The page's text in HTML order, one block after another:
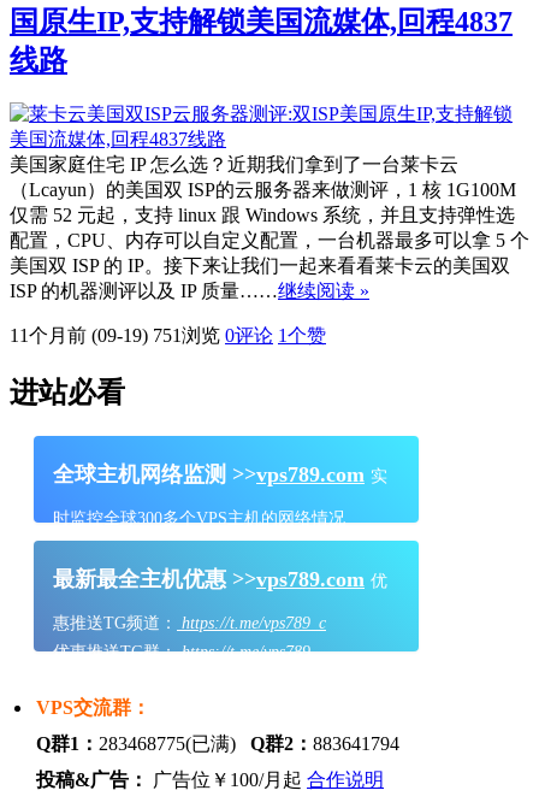
国原生IP,支持解锁美国流媒体,回程4837
线路
美国家庭住宅 IP 怎么选？近期我们拿到了一台莱卡云
（Lcayun）的美国双 ISP的云服务器来做测评，1 核 1G100M
仅需 52 元起，支持 linux 跟 Windows 系统，并且支持弹性选
配置，CPU、内存可以自定义配置，一台机器最多可以拿 5 个
美国双 ISP 的 IP。接下来让我们一起来看看莱卡云的美国双
ISP 的机器测评以及 IP 质量……继续阅读 »
11个月前 (09-19) 751浏览 0评论 1个赞
进站必看
全球主机网络监测 >>vps789.com 实
时监控全球300多个VPS主机的网络情况
最新最全主机优惠 >>vps789.com 优
惠推送TG频道：
https://t.me/vps789_c
优惠推送TG群：https://t.me/vps789
VPS交流群：
Q群1： 283468775(已满) Q群2： 883641794
投稿&广告：
广告位￥100/月起 合作说明